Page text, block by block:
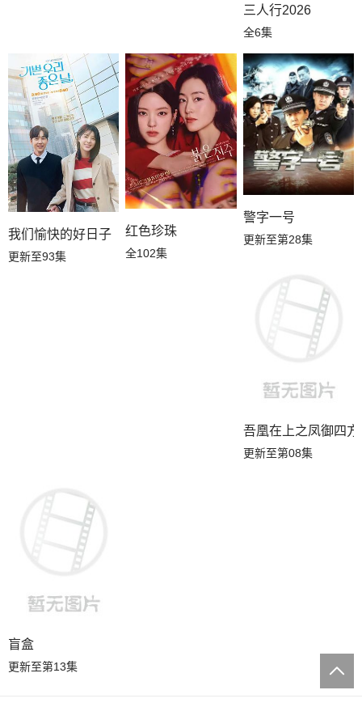
三人行2026
全6集
我们愉快的好日子
更新至93集
红色珍珠
全102集
警字一号
更新至第28集
吾凰在上之凤御四方
更新至第08集
盲盒
更新至第13集